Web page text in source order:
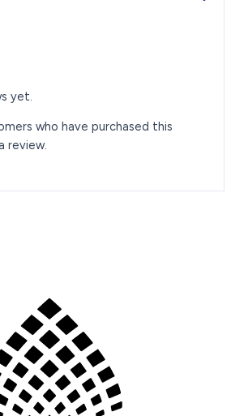
yet.
who have purchased this
review.